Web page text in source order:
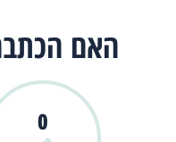
האם
0